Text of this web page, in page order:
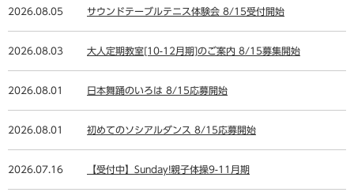
2026.08.05 サウンドテーブルテニス体験会 8/15受付開始
2026.08.03 大人定期教室[10-12月期]のご案内 8/15募集開始
2026.08.01 日本舞踊のいろは 8/15応募開始
2026.08.01 初めてのソシアルダンス 8/15応募開始
2026.07.16 【受付中】Sunday!親子体操9-11月期